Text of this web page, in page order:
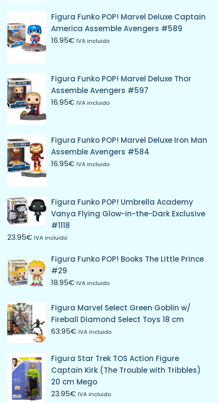
Figura Funko POP! Marvel Deluxe Captain
America Assemble Avengers #589
16.95€ IVA incluido
Figura Funko POP! Marvel Deluxe Thor
Assemble Avengers #597
16.95€ IVA incluido
Figura Funko POP! Marvel Deluxe Iron Man
Assemble Avengers #584
16.95€ IVA incluido
Figura Funko POP! Umbrella Academy
Vanya Flying Glow-in-the-Dark Exclusive
#1118
23.95€ IVA incluido
Figura Funko POP! Books The Little Prince
#29
18.95€ IVA incluido
Figura Marvel Select Green Goblin w/
Fireball Diamond Select Toys 18 cm
63.95€ IVA incluido
Figura Star Trek TOS Action Figure
Captain Kirk (The Trouble with Tribbles)
20 cm Mego
23.95€ IVA incluido